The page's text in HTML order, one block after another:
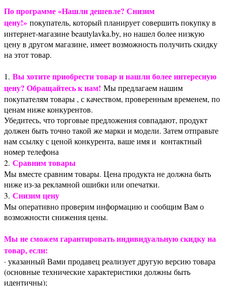
По программе «Нашли дешевле? Снизим
цену!» покупатель, который планирует совершить покупку в
интернет-магазине beautylavka.by, но нашел более низкую
цену в другом магазине, имеет возможность получить скидку
на этот товар.
1. Вы хотите приобрести товар и нашли более интересную
цену? Обращайтесь к нам! Мы предлагаем нашим
покупателям товары , с качеством, проверенным временем, по
ценам ниже конкурентов.
Убедитесь, что торговые предложения совпадают, продукт
должен быть точно такой же марки и модели. Затем отправьте
нам ссылку с ценой конкурента, ваше имя и контактный
номер телефона
2. Сравним товары
Мы вместе сравним товары. Цена продукта не должна быть
ниже из-за рекламной ошибки или опечатки.
3. Снизим цену
Мы оперативно проверим информацию и сообщим Вам о
возможности снижения цены.
Мы не сможем гарантировать индивидуальную скидку на
товар, если:
· указанный Вами продавец реализует другую версию товара
(основные технические характеристики должны быть
идентичны);